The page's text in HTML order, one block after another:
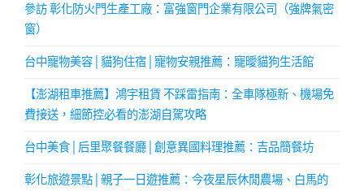
參訪 彰化防火門生產工廠：富強窗門企業有限公司（強牌氣密
窗）
台中寵物美容│貓狗住宿│寵物安親推薦：寵曖貓狗生活館
【澎湖租車推薦】鴻宇租賃 不踩雷指南：全車隊極新、機場免
費接送，細節控必看的澎湖自駕攻略
台中美食│后里聚餐餐廳│創意異國料理推薦：吉品簡餐坊
彰化旅遊景點│親子一日遊推薦：今夜星辰休閒農場、白馬的